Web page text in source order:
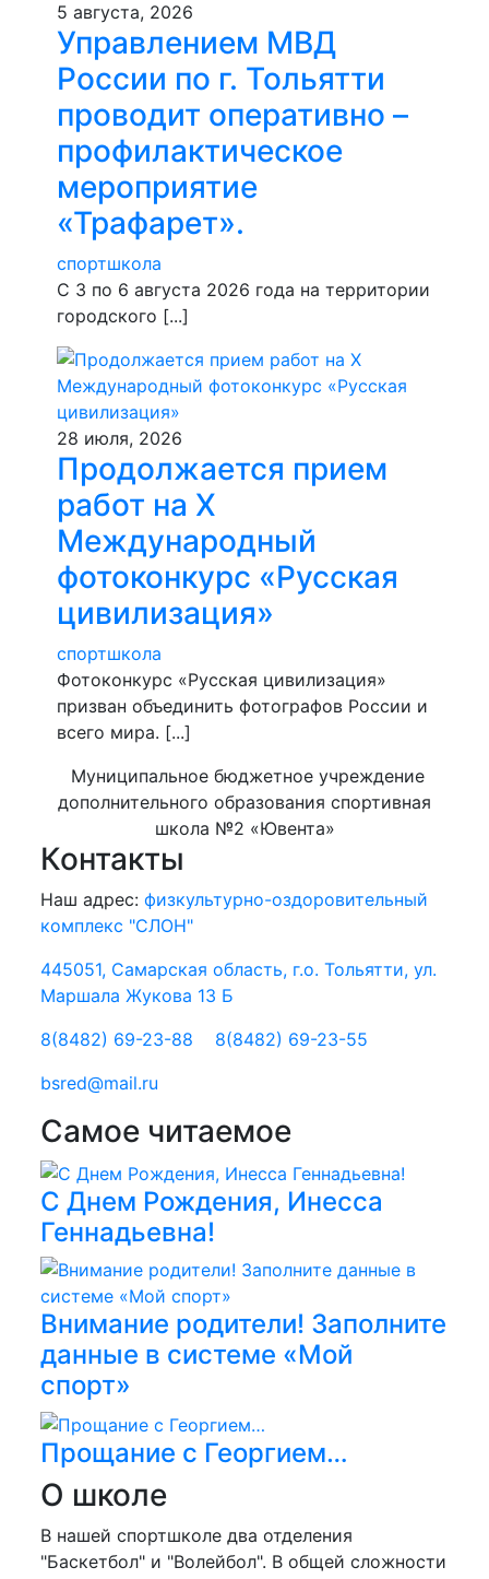
5 августа, 2026
Управлением МВД
России по г. Тольятти
проводит оперативно –
профилактическое
мероприятие
«Трафарет».
спортшкола
С 3 по 6 августа 2026 года на территории
городского [...]
28 июля, 2026
Продолжается прием
работ на Х
Международный
фотоконкурс «Русская
цивилизация»
спортшкола
Фотоконкурс «Русская цивилизация»
призван объединить фотографов России и
всего мира. [...]
Муниципальное бюджетное учреждение
дополнительного образования спортивная
школа №2 «Ювента»
Контакты
Наш адрес:физкультурно-оздоровительный
комплекс "СЛОН"
445051, Самарская область, г.о. Тольятти, ул.
Маршала Жукова 13 Б
8(8482) 69-23-88
8(8482) 69-23-55
bsred@mail.ru
Самое читаемое
С Днем Рождения, Инесса
Геннадьевна!
Внимание родители! Заполните
данные в системе «Мой
спорт»
Прощание с Георгием…
О школе
В нашей спортшколе два отделения
"Баскетбол" и "Волейбол". В общей сложности